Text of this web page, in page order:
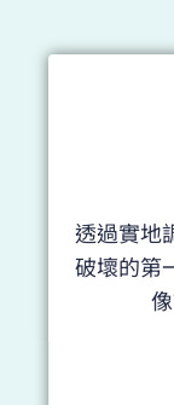
透過實地
破壞的第